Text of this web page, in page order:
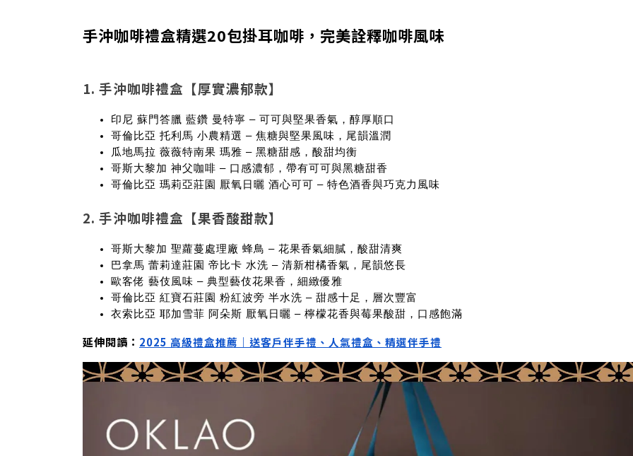
手沖咖啡禮盒精選20包掛耳咖啡，完美詮釋咖啡風味
1. 手沖咖啡禮盒【厚實濃郁款】
印尼 蘇門答臘 藍鑽 曼特寧 – 可可與堅果香氣，醇厚順口
哥倫比亞 托利馬 小農精選 – 焦糖與堅果風味，尾韻溫潤
瓜地馬拉 薇薇特南果 瑪雅 – 黑糖甜感，酸甜均衡
哥斯大黎加 神父咖啡 – 口感濃郁，帶有可可與黑糖甜香
哥倫比亞 瑪莉亞莊園 厭氧日曬 酒心可可 – 特色酒香與巧克力風味
2. 手沖咖啡禮盒【果香酸甜款】
哥斯大黎加 聖蘿蔓處理廠 蜂鳥 – 花果香氣細膩，酸甜清爽
巴拿馬 蕾莉達莊園 帝比卡 水洗 – 清新柑橘香氣，尾韻悠長
歐客佬 藝伎風味 – 典型藝伎花果香，細緻優雅
哥倫比亞 紅寶石莊園 粉紅波旁 半水洗 – 甜感十足，層次豐富
衣索比亞 耶加雪菲 阿朵斯 厭氧日曬 – 檸檬花香與莓果酸甜，口感飽滿
延伸閱讀： 2025 高級禮盒推薦｜送客戶伴手禮、人氣禮盒、精選伴手禮